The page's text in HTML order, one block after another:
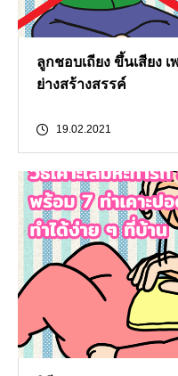
ลูกชอบเถียง ขึ้นเสียง เ
ย่างสร้างสรรค์
19.02.2021